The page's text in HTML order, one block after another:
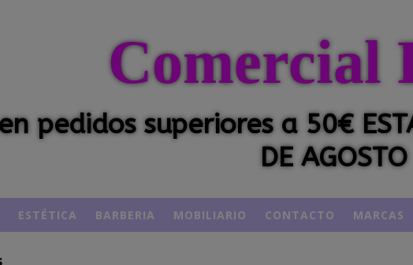
Comercial
pedidos superiores a 50€
DE AGOSTO
ESTÉTICA BARBERIA MOBILIARIO CONTACTO MARCAS